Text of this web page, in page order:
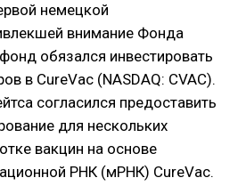
немецкой
внимание Фонда
обязался инвестировать
в CureVac (NASDAQ: CVAC).
согласился предоставить
для нескольких
вакцин на основе
РНК (мРНК) CureVac.